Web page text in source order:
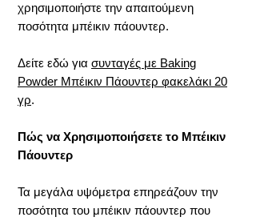
χρησιμοποιήστε την απαιτούμενη
ποσότητα μπέικιν πάουντερ.
Δείτε εδώ για συνταγές με Baking
Powder Μπέικιν Πάουντερ φακελάκι 20
γρ.
Πώς να Χρησιμοποιήσετε το Μπέικιν
Πάουντερ
Τα μεγάλα υψόμετρα επηρεάζουν την
ποσότητα του μπέικιν πάουντερ που